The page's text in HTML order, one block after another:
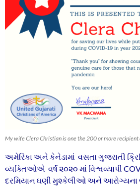
My wife Clera Christian is one the 200 or more
અમેરિકા અને કેનેડામાં વસતા ગુજરાતી
વ્યક્તિઓએ વર્ષ ૨૦૨૦ માં વિશ્વવ્યાપી
દરમિયાન ઘણી મુશ્કેલીઓ અને આરોગ્યના